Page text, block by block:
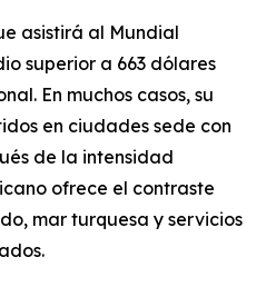
asistirá al Mundial
superior a 663 dólares
En muchos casos, su
en ciudades sede con
de la intensidad
ofrece el contraste
mar turquesa y servicios